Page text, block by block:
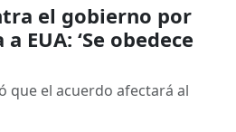
el gobierno por
EUA: ‘Se obedece
que el acuerdo afectará al